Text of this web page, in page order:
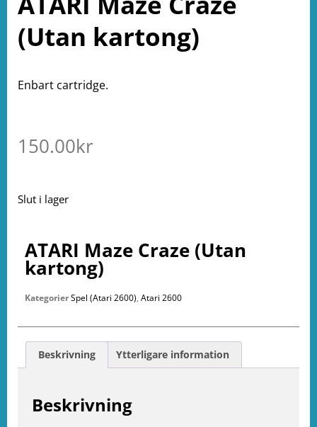
(Utan kartong)
Enbart cartridge.
150.00kr
Slut i lager
ATARI Maze Craze (Utan
kartong)
KategorierSpel (Atari 2600), Atari 2600
Beskrivning Ytterligare information
Beskrivning